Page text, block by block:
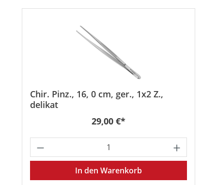
Chir. Pinz., 16, 0 cm, ger., 1x2 Z.,
delikat
Regulärer Preis:
29,00 €*
Produkt Anzahl: Gib den
In den Warenkorb